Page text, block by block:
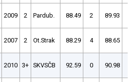
2009 2 Pardub. 88.49 2 89.93
2007 2 Ot.Strak 88.29 4 88.65
2010 3+ SKVSČB 92.59 0 90.98